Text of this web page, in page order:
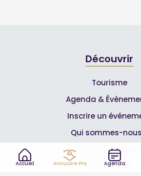
Accueil Annuaire Pro Agenda
Découvrir
Tourisme
Agenda &
Inscrire un
Qui sommes-
Rejoignez-nous !
Partenaires